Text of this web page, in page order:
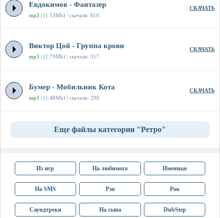
Евдокимов - Фантазер
mp3 | (1.13Mb) | скачали: 816
СКАЧАТЬ
Виктор Цой - Группа крови
mp3 | (1.79Mb) | скачали: 317
СКАЧАТЬ
Бумер - Мобильник Кота
mp3 | (1.48Mb) | скачали: 290
СКАЧАТЬ
Еще файлы категории "Ретро"
Из игр На любимого Именные
На SMS Рэп Рок
Саундтреки На сына DubStep